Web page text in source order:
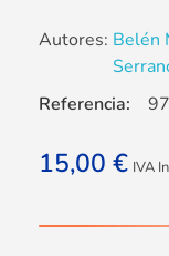
Autores: Belén
15,00 € IVA
Referencia: